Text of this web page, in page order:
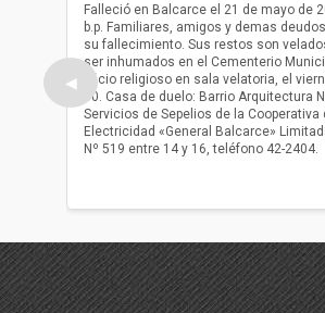
◀
Falleció en Balcarce el 21 de mayo de
b.p. Familiares, amigos y demas
su fallecimiento. Sus restos son
ser inhumados en el Cementerio
oficio religioso en sala velatoria, el
10. Casa de duelo: Barrio Arquitectura
Servicios de Sepelios de la Cooperativa
Electricidad «General Balcarce»
Nº 519 entre 14 y 16, teléfono 42-2404.